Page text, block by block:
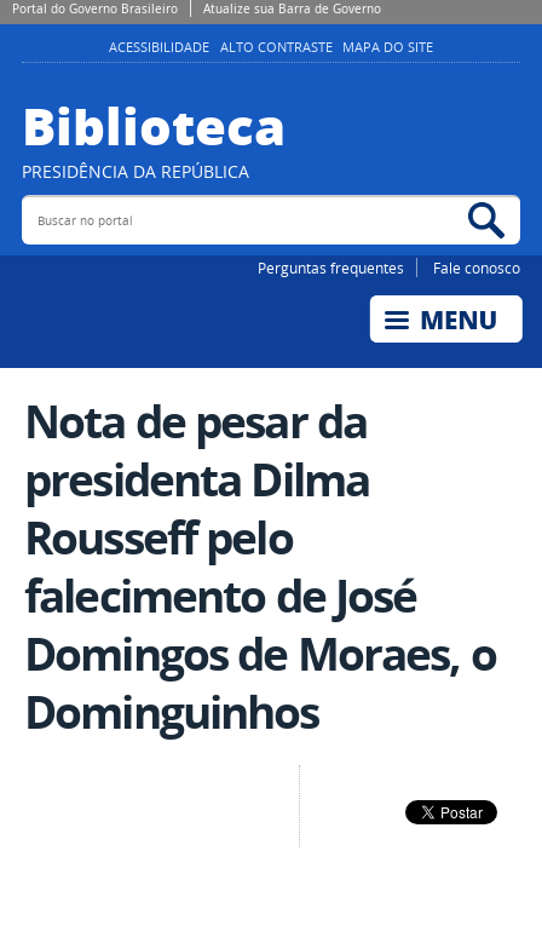
Portal do Governo Brasileiro Atualize sua Barra de Governo
ACESSIBILIDADE ALTO CONTRASTE MAPA DO SITE
Biblioteca
PRESIDÊNCIA DA REPÚBLICA
Buscar no portal
Perguntas frequentes Fale conosco
Nota de pesar da
presidenta Dilma
Rousseff pelo
falecimento de José
Domingos de Moraes, o
Dominguinhos